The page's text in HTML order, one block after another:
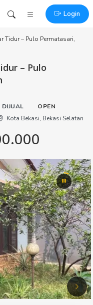
Login
Tidur – Pulo Permatasari,
– Pulo
DIJUAL
OPEN
Kota Bekasi, Bekasi Selatan